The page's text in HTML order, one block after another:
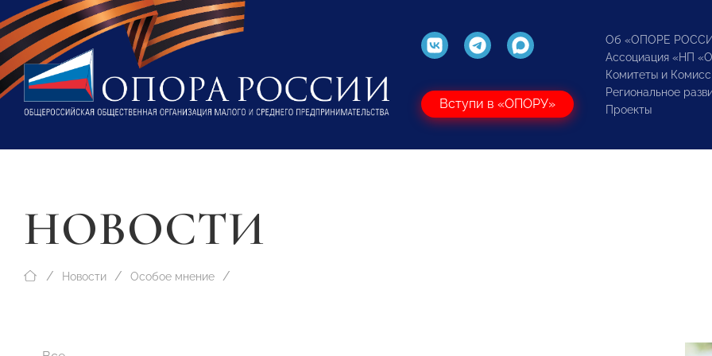
Вступи в «ОПОРУ»
Об «ОПОРЕ
Ассоциация «НП
Комитеты и
Региональное
Проекты
НОВОСТИ
Новости Особое мнение